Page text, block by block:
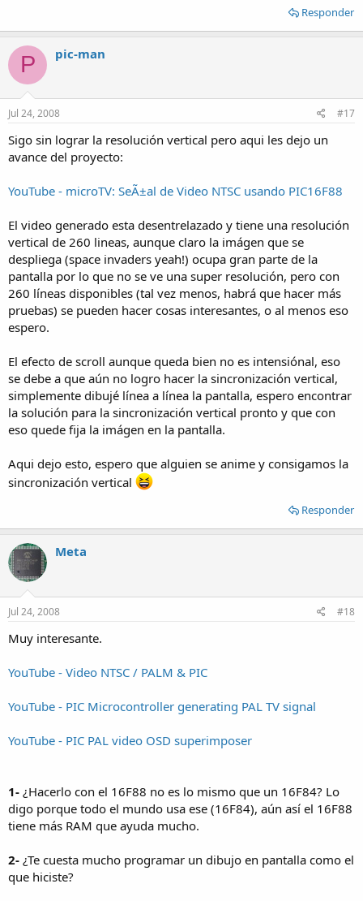
Responder
P pic-man
Jul 24, 2008 #17
Sigo sin lograr la resolución vertical pero aqui les dejo un
avance del proyecto:
YouTube - microTV: SeÃ±al de Video NTSC usando PIC16F88
El video generado esta desentrelazado y tiene una resolución
vertical de 260 lineas, aunque claro la imágen que se
despliega (space invaders yeah!) ocupa gran parte de la
pantalla por lo que no se ve una super resolución, pero con
260 líneas disponibles (tal vez menos, habrá que hacer más
pruebas) se pueden hacer cosas interesantes, o al menos eso
espero.
El efecto de scroll aunque queda bien no es intensiónal, eso
se debe a que aún no logro hacer la sincronización vertical,
simplemente dibujé línea a línea la pantalla, espero encontrar
la solución para la sincronización vertical pronto y que con
eso quede fija la imágen en la pantalla.
Aqui dejo esto, espero que alguien se anime y consigamos la
sincronización vertical
Responder
Meta
Jul 24, 2008 #18
Muy interesante.
YouTube - Video NTSC / PALM & PIC
YouTube - PIC Microcontroller generating PAL TV signal
YouTube - PIC PAL video OSD superimposer
1- ¿Hacerlo con el 16F88 no es lo mismo que un 16F84? Lo
digo porque todo el mundo usa ese (16F84), aún así el 16F88
tiene más RAM que ayuda mucho.
2- ¿Te cuesta mucho programar un dibujo en pantalla como el
que hiciste?